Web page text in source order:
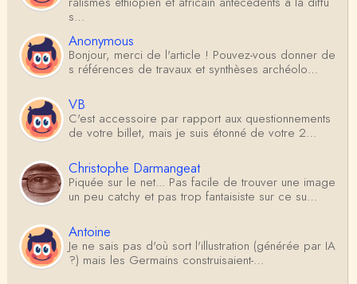
s…
Anonymous
Bonjour, merci de l'article ! Pouvez-vous donner de
s références de travaux et synthèses archéolo…
VB
C'est accessoire par rapport aux questionnements
de votre billet, mais je suis étonné de votre 2…
Christophe Darmangeat
Piquée sur le net... Pas facile de trouver une image
un peu catchy et pas trop fantaisiste sur ce su…
Antoine
Je ne sais pas d'où sort l'illustration (générée par IA
?) mais les Germains construisaient-…